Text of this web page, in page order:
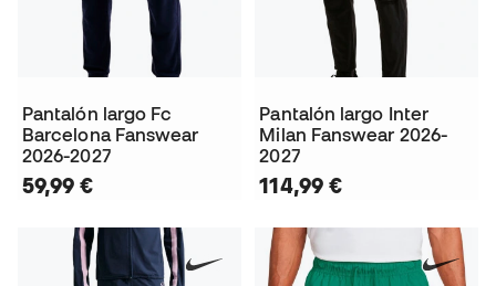
Pantalón largo Fc
Barcelona Fanswear
2026-2027
59,99 €
Pantalón largo Inter
Milan Fanswear 2026-
2027
114,99 €